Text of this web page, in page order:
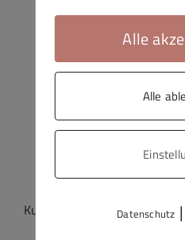
Kulturpatenflyer-2026 -
Alle
Alle
Datenschutz |